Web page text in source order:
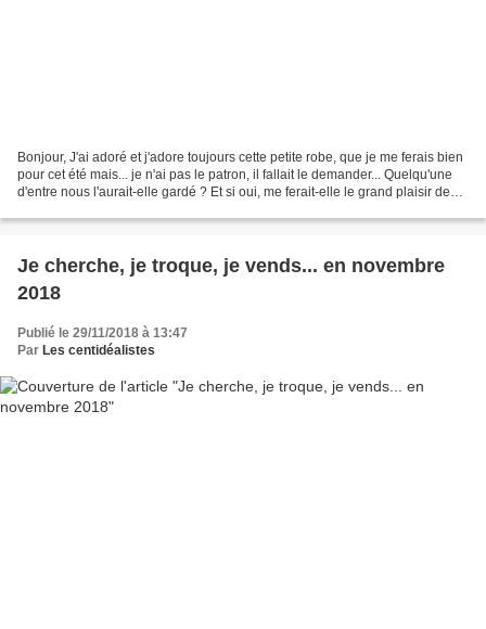
Bonjour, J'ai adoré et j'adore toujours cette petite robe, que je me ferais bien
pour cet été mais... je n'ai pas le patron, il fallait le demander... Quelqu'une
d'entre nous l'aurait-elle gardé ? Et si oui, me ferait-elle le grand plaisir de
Je cherche, je troque, je vends... en novembre
2018
Publié le 29/11/2018 à 13:47
Par Les centidéalistes